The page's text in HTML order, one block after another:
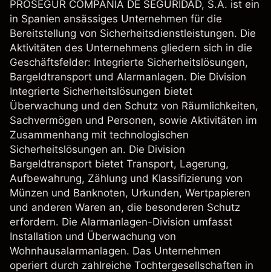
PROSEGUR COMPANIA DE SEGURIDAD, S.A. ist ein
in Spanien ansässiges Unternehmen für die
Bereitstellung von Sicherheitsdienstleistungen. Die
Aktivitäten des Unternehmens gliedern sich in die
Geschäftsfelder: Integrierte Sicherheitslösungen,
Bargeldtransport und Alarmanlagen. Die Division
Integrierte Sicherheitslösungen bietet
Überwachung und den Schutz von Räumlichkeiten,
Sachvermögen und Personen, sowie Aktivitäten im
Zusammenhang mit technologischen
Sicherheitslösungen an. Die Division
Bargeldtransport bietet Transport, Lagerung,
Aufbewahrung, Zählung und Klassifizierung von
Münzen und Banknoten, Urkunden, Wertpapieren
und anderen Waren an, die besonderen Schutz
erfordern. Die Alarmanlagen-Division umfasst
Installation und Überwachung von
Wohnhausalarmanlagen. Das Unternehmen
operiert durch zahlreiche Tochtergesellschaften in